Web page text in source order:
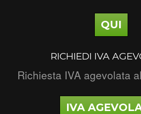
QUI
RICHIEDI IVA
Richiesta IVA agevolata
IVA